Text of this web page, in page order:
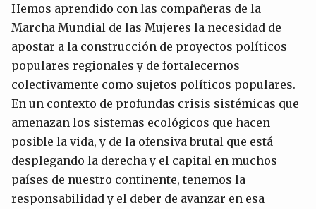
Hemos aprendido con las compañeras de la
Marcha Mundial de las Mujeres la necesidad de
apostar a la construcción de proyectos políticos
populares regionales y de fortalecernos
colectivamente como sujetos políticos populares.
En un contexto de profundas crisis sistémicas que
amenazan los sistemas ecológicos que hacen
posible la vida, y de la ofensiva brutal que está
desplegando la derecha y el capital en muchos
países de nuestro continente, tenemos la
responsabilidad y el deber de avanzar en esa